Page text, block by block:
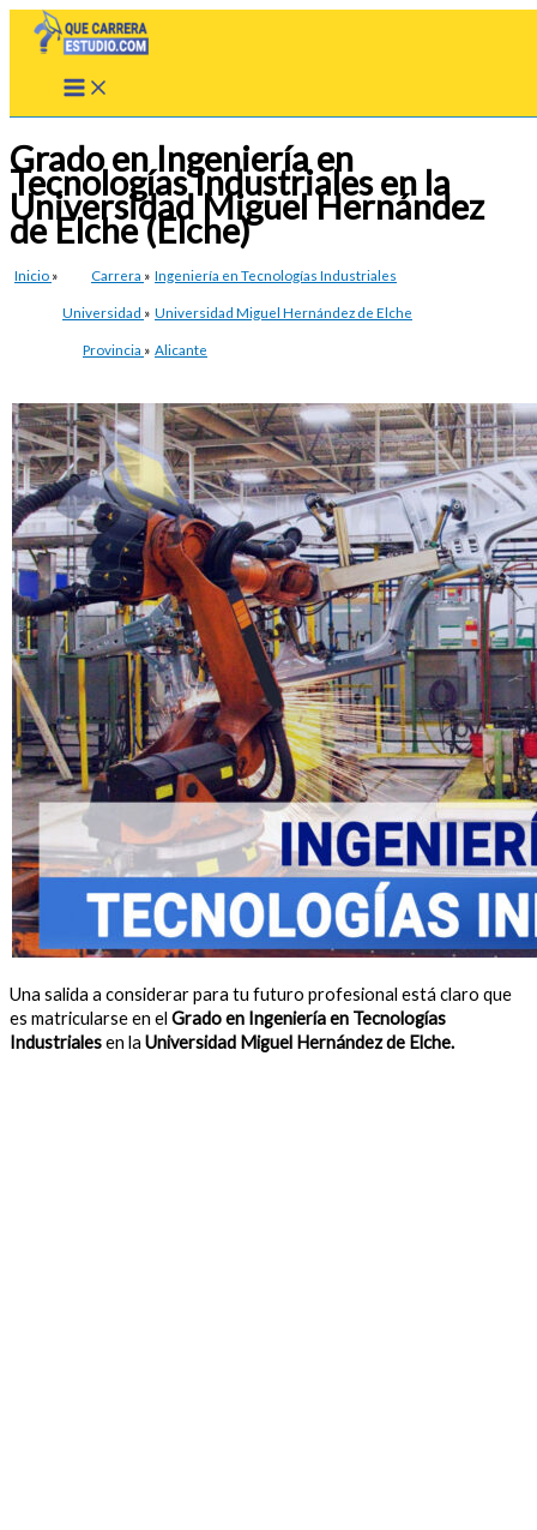
Grado en Ingeniería en
Tecnologías Industriales en la
Universidad Miguel Hernández
de Elche (Elche)
Inicio » Carrera » Ingeniería en Tecnologías Industriales
Universidad » Universidad Miguel Hernández de Elche
Provincia » Alicante
Una salida a considerar para tu futuro profesional está claro que
es matricularse en el Grado en Ingeniería en Tecnologías
Industrialesen la Universidad Miguel Hernández de Elche.